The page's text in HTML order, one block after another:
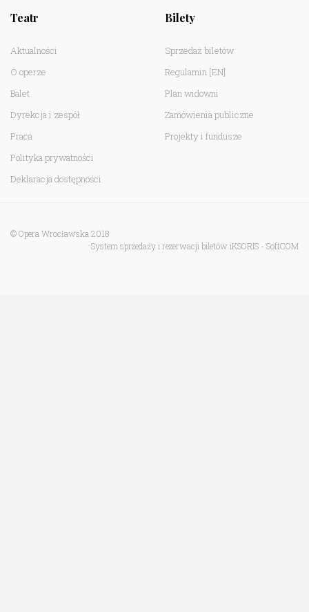
Teatr
Aktualności
O operze
Balet
Dyrekcja i zespół
Praca
Polityka prywatności
Deklaracja dostępności
Bilety
Sprzedaż biletów
Regulamin [EN]
Plan widowni
Zamówienia publiczne
Projekty i fundusze
© Opera Wrocławska 2018
System sprzedaży i rezerwacji biletów iKSORIS - SoftCOM